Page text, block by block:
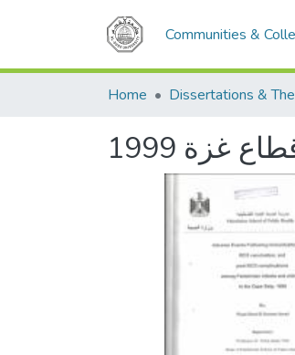
Communities &
Home
1999